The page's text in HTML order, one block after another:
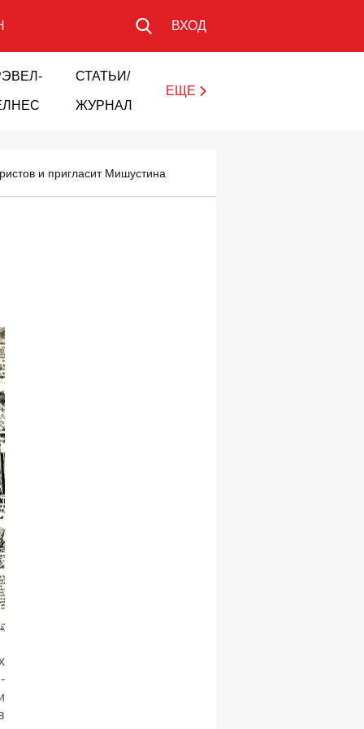
ВХОД
СТАТЬИ/
ЖУРНАЛ
ЕЩЕ
и пригласит Мишустина